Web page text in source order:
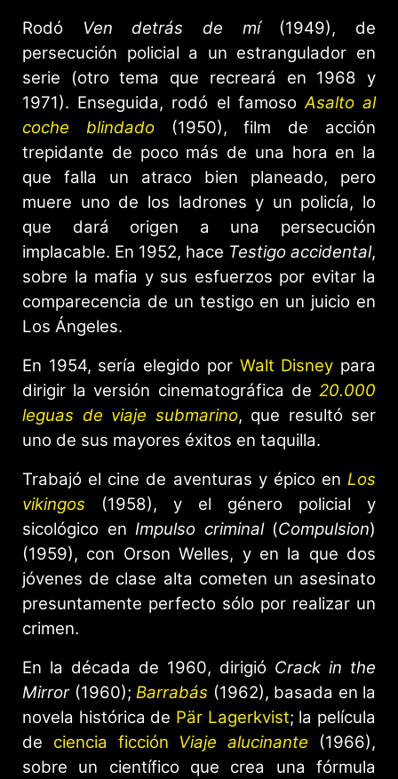
Rodó
Ven detrás de mí(1949), de
persecución policial a un estrangulador en
serie (otro tema que recreará en 1968 y
1971). Enseguida, rodó el famosoAsalto al
coche blindado(1950), film de acción
trepidante de poco más de una hora en la
que falla un atraco bien planeado, pero
muere uno de los ladrones y un policía, lo
que dará origen a una persecución
implacable. En 1952, hace Testigo accidental,
sobre la mafia y sus esfuerzos por evitar la
comparecencia de un testigo en un juicio en
Los Ángeles.
En 1954, sería elegido por Walt Disney para
dirigir la versión cinematográfica de 20.000
leguas de viaje submarino, que resultó ser
uno de sus mayores éxitos en taquilla.
Trabajó el cine de aventuras y épico en Los
vikingos (1958), y el género policial y
sicológico en Impulso criminal(Compulsion)
(1959), con Orson Welles, y en la que dos
jóvenes de clase alta cometen un asesinato
presuntamente perfecto sólo por realizar un
crimen.
En la década de 1960, dirigió Crack in the
Mirror(1960); Barrabás (1962), basada en la
novela histórica de Pär Lagerkvist; la película
de ciencia ficción Viaje alucinante (1966),
sobre un científico que crea una fórmula